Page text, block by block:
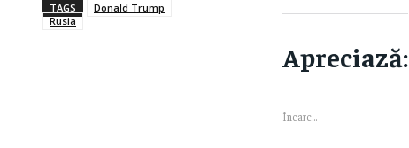
TAGS
Donald Trump
Rusia
Apreciază:
Încarc...